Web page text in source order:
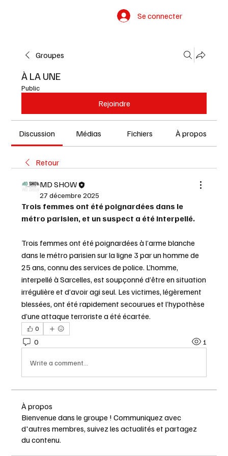
Se connecter
Groupes
À LA UNE
Public
Rejoindre
Discussion Médias Fichiers À propos
Retour
MD SHOW
27 décembre 2025
Trois femmes ont été poignardées dans le
métro parisien, et un suspect a été interpellé.
Trois femmes ont été poignardées à l’arme blanche
dans le métro parisien sur la ligne 3 par un homme de
25 ans, connu des services de police. L’homme,
interpellé à Sarcelles, est soupçonné d’être en situation
irrégulière et d’avoir agi seul. Les victimes, légèrement
blessées, ont été rapidement secourues et l’hypothèse
d’une attaque terroriste a été écartée.
0
0 1
Write a comment...
À propos
Bienvenue dans le groupe ! Communiquez avec
d'autres membres, suivez les actualités et partagez
du contenu.